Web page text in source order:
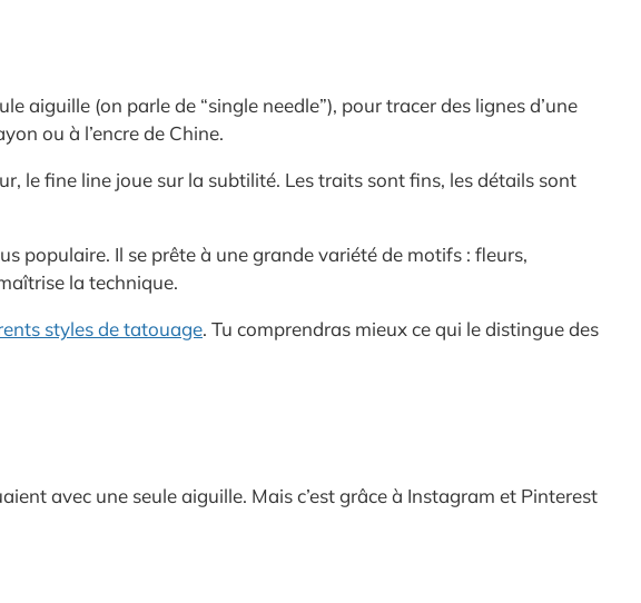
aiguille (on parle de “single needle”), pour tracer des lignes d’une
ou à l’encre de Chine.
le fine line joue sur la subtilité. Les traits sont fins, les détails sont
populaire. Il se prête à une grande variété de motifs : fleurs,
la technique.
styles de tatouage. Tu comprendras mieux ce qui le distingue des
avec une seule aiguille. Mais c’est grâce à Instagram et Pinterest